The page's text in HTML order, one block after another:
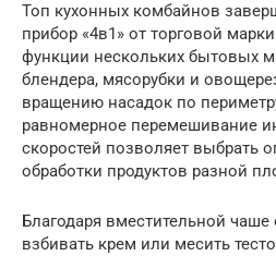
Топ кухонных комбайнов
прибор «4в1» от торговой
функции нескольких бытовых
блендера, мясорубки и
вращению насадок по
равномерное перемешивание
скоростей позволяет выбрать
обработки продуктов разной
Благодаря вместительной
взбивать крем или месить